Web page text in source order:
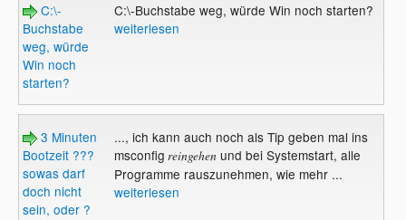
C:\-
Buchstabe
weg, würde
Win noch
starten?
C:\-Buchstabe weg, würde Win noch starten?
weiterlesen
3 Minuten
Bootzeit ???
sowas darf
doch nicht
sein, oder ?
..., ich kann auch noch als Tip geben mal ins
msconfig reingehenund bei Systemstart, alle
Programme rauszunehmen, wie mehr ...
weiterlesen